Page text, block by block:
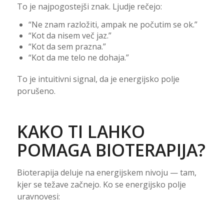
To je najpogostejši znak. Ljudje rečejo:
“Ne znam razložiti, ampak ne počutim se ok.”
“Kot da nisem več jaz.”
“Kot da sem prazna.”
“Kot da me telo ne dohaja.”
To je intuitivni signal, da je energijsko polje
porušeno.
KAKO TI LAHKO
POMAGA BIOTERAPIJA?
Bioterapija deluje na energijskem nivoju — tam,
kjer se težave začnejo. Ko se energijsko polje
uravnovesi: